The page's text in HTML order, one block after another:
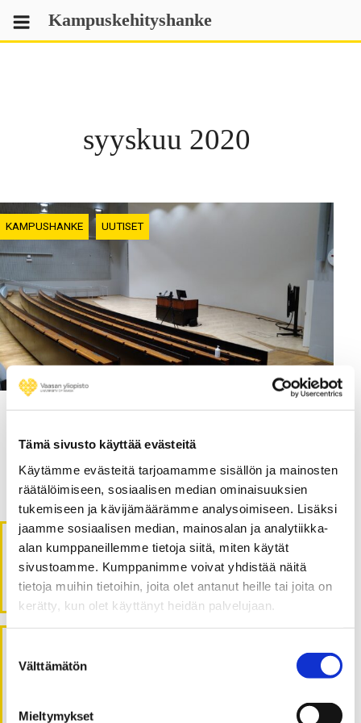
Tämä sivusto käyttää evästeitä
Käytämme evästeitä tarjoamamme sisällön ja mainosten
räätälöimiseen, sosiaalisen median ominaisuuksien
tukemiseen ja kävijämäärämme analysoimiseen. Lisäksi
jaamme sosiaalisen median, mainosalan ja analytiikka-
alan kumppaneillemme tietoja siitä, miten käytät
sivustoamme. Kumppanimme voivat yhdistää näitä
tietoja muihin tietoihin, joita olet antanut heille tai joita on
kerätty, kun olet käyttänyt heidän palvelujaan.
valinta
Välttämätön
Mieltymykset
Skip
to
content
Kampuskehityshanke
syyskuu 2020
KAMPUSHANKE UUTISET
Auditorioiden remontin
ensimmäinen osa valmistui
Haku
Haku
Kaikki uutiset